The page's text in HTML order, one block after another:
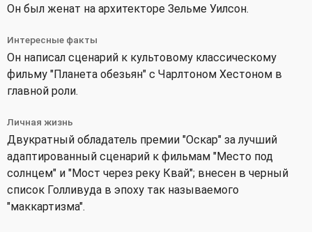
Он был женат на архитекторе Зельме Уилсон.
Интересные факты
Он написал сценарий к культовому классическому
фильму "Планета обезьян" с Чарлтоном Хестоном в
главной роли.
Личная жизнь
Двукратный обладатель премии "Оскар" за лучший
адаптированный сценарий к фильмам "Место под
солнцем" и "Мост через реку Квай"; внесен в черный
список Голливуда в эпоху так называемого
"маккартизма".